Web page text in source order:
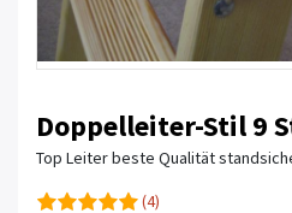
Doppelleiter-Stil 9
Top Leiter beste Qualität
(4)